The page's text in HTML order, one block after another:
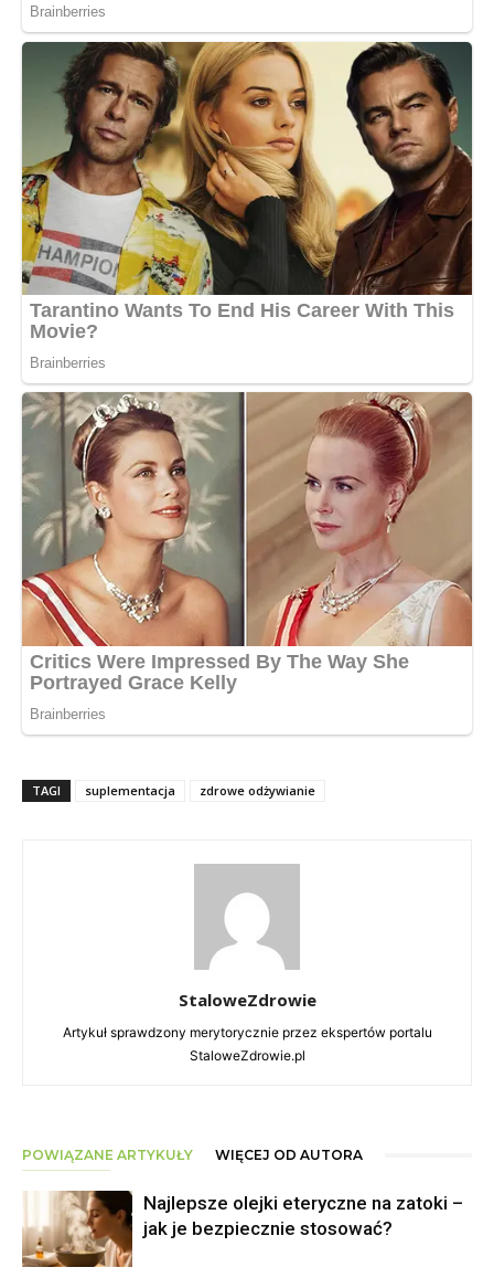
TAGI suplementacja zdrowe odżywianie
StaloweZdrowie
Artykuł sprawdzony merytorycznie przez ekspertów portalu
StaloweZdrowie.pl
POWIĄZANE ARTYKUŁY WIĘCEJ OD AUTORA
Najlepsze olejki eteryczne na zatoki –
jak je bezpiecznie stosować?